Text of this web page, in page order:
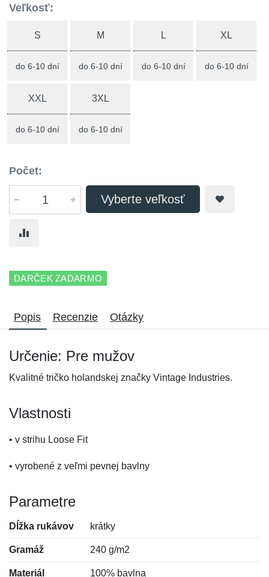
Veľkosť:
S
do 6-10 dní
M
do 6-10 dní
L
do 6-10 dní
XL
do 6-10 dní
XXL
do 6-10 dní
3XL
do 6-10 dní
Počet:
Vyberte veľkosť
DARČEK ZADARMO
Popis Recenzie Otázky
Určenie: Pre mužov
Kvalitné tričko holandskej značky Vintage Industries.
Vlastnosti
• v strihu Loose Fit
• vyrobené z veľmi pevnej bavlny
Parametre
Dĺžka rukávov krátky
Gramáž 240 g/m2
Materiál 100% bavlna